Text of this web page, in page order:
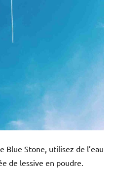
Blue Stone, utilisez de l’eau
de lessive en poudre.